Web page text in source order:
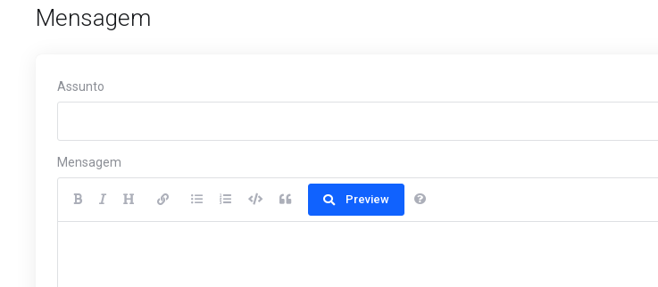
Mensagem
Assunto
Mensagem
Preview